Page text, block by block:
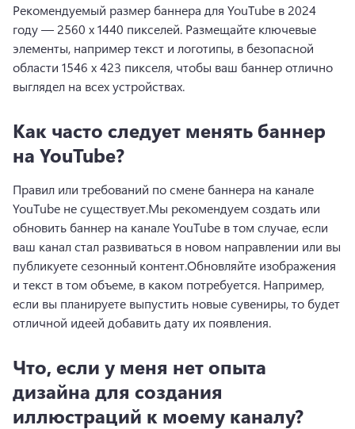
Рекомендуемый размер баннера для YouTube в 2024
году — 2560 x 1440 пикселей. Размещайте ключевые
элементы, например текст и логотипы, в безопасной
области 1546 x 423 пикселя, чтобы ваш баннер отлично
выглядел на всех устройствах.
Как часто следует менять баннер
на YouTube?
Правил или требований по смене баннера на канале
YouTube не существует.Мы рекомендуем создать или
обновить баннер на канале YouTube в том случае, если
ваш канал стал развиваться в новом направлении или вы
публикуете сезонный контент.Обновляйте изображения
и текст в том объеме, в каком потребуется. Например,
если вы планируете выпустить новые сувениры, то будет
отличной идеей добавить дату их появления.
Что, если у меня нет опыта
дизайна для создания
иллюстраций к моему каналу?